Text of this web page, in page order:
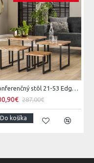
Konferenčný stôl 21-53 Edge 50x50cm 4-set Drevo Acacia
287,00€
Do košíka